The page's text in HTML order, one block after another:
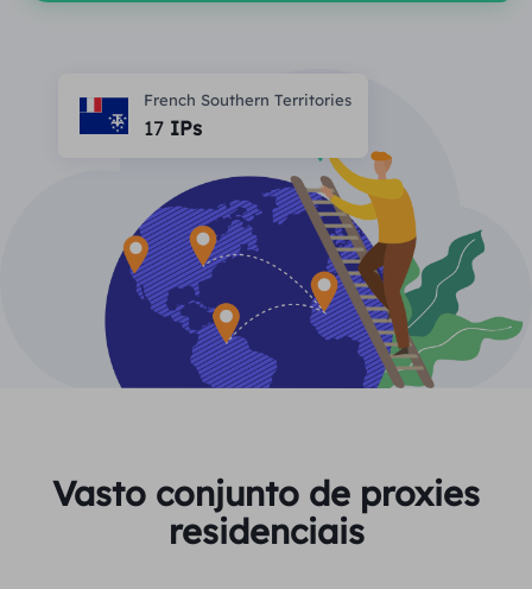
Proxy ISP de longa duração
Verificação de anúncios
Raspagem e rastreamento da Web
Ver tudo
FERRAMENTAS GRATUITAS
Verificador de proxy
Lista de proxy grátis
Estados Unidos
AJUDA
Perguntas frequentes
Blogue
Guia do usuário
Português
English
Việt Nam
Indonesia
Aproveitar77% de descontoe aja agora!
Residencial $0/GB $0/dia ilimitado
French Southern Territories
17IPs
Vasto conjunto de proxies
residenciais